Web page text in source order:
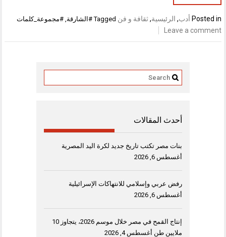
Posted in أدب, الرئيسية,ثقافة و فن Tagged #الشارقة,#مجموعة_كلمات
Leave a comment
أحدث المقالات
بنات مصر تكتب تاريخ جديد لكرة اليد المصرية
أغسطس 6, 2026
رفض عربي وإسلامي للانتهاكات الإسرائيلية
أغسطس 6, 2026
إنتاج القمح في مصر خلال موسم 2026، يتجاوز 10
ملايين طن أغسطس 4, 2026